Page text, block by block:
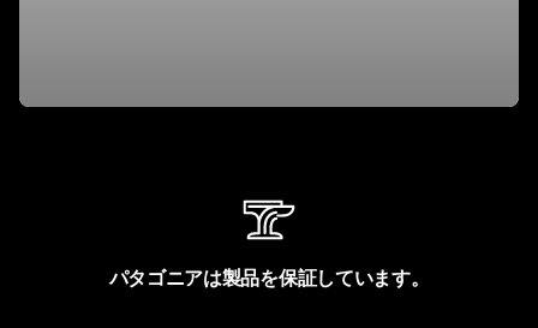
パタゴニアは製品を保証しています。